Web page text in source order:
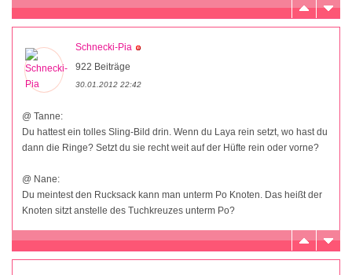
Schnecki-Pia
922 Beiträge
30.01.2012 22:42
@ Tanne:
Du hattest ein tolles Sling-Bild drin. Wenn du Laya rein setzt, wo hast du
dann die Ringe? Setzt du sie recht weit auf der Hüfte rein oder vorne?
@ Nane:
Du meintest den Rucksack kann man unterm Po Knoten. Das heißt der
Knoten sitzt anstelle des Tuchkreuzes unterm Po?